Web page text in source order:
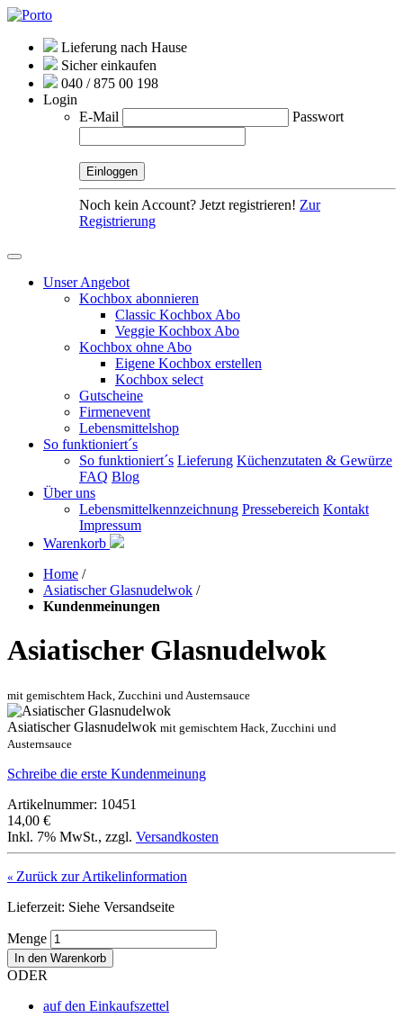
Lieferung nach Hause
Sicher einkaufen
040 / 875 00 198
Login
E-Mail
Passwort
Noch kein Account? Jetzt registrieren! Zur
Registrierung
Unser Angebot
Kochbox abonnieren
Classic Kochbox Abo
Veggie Kochbox Abo
Kochbox ohne Abo
Eigene Kochbox erstellen
Kochbox select
Gutscheine
Firmenevent
Lebensmittelshop
So funktioniert´s
So funktioniert´s Lieferung Küchenzutaten & Gewürze
FAQ Blog
Über uns
Lebensmittelkennzeichnung Pressebereich Kontakt
Impressum
Warenkorb
Home /
Asiatischer Glasnudelwok /
Kundenmeinungen
Asiatischer Glasnudelwok
mit gemischtem Hack, Zucchini und Austernsauce
Asiatischer Glasnudelwok mit gemischtem Hack, Zucchini und
Austernsauce
Schreibe die erste Kundenmeinung
Artikelnummer: 10451
14,00 €
Inkl. 7% MwSt., zzgl. Versandkosten
« Zurück zur Artikelinformation
Lieferzeit: Siehe Versandseite
Menge
In den Warenkorb
ODER
auf den Einkaufszettel